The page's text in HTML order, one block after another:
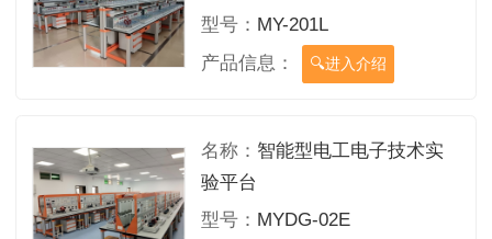
型号： MY-201L
产品信息：
进入介绍
名称： 智能型电工电子技术实
验平台
型号： MYDG-02E